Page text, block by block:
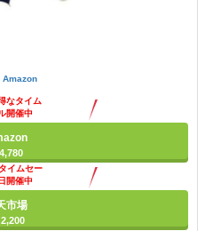
Amazon
なタイム
開催中
イムセー
開催中
市場
2,200